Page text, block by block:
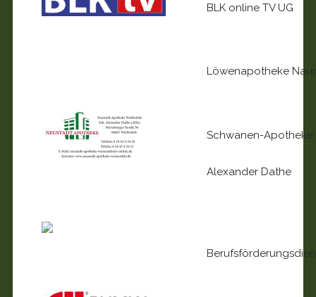
BLK online TV UG
Löwenapotheke
Schwanen-
Alexander Dathe